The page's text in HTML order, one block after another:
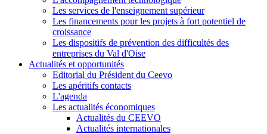
Les services de l'enseignement supérieur
Les financements pour les projets à fort potentiel de
croissance
Les dispositifs de prévention des difficultés des
entreprises du Val d'Oise
Actualités et opportunités
Editorial du Président du Ceevo
Les apéritifs contacts
L'agenda
Les actualités économiques
Actualités du CEEVO
Actualités internationales